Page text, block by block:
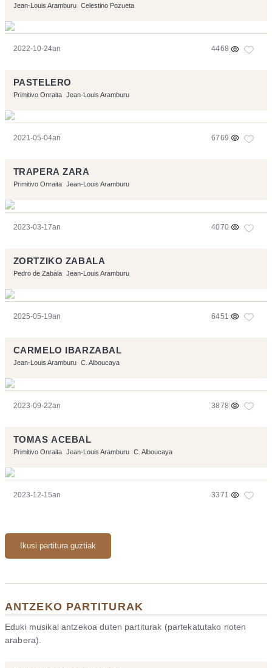
Jean-Louis Aramburu Celestino Pozueta
2022-10-24an 4468
PASTELERO
Primitivo Onraita Jean-Louis Aramburu
2021-05-04an 6769
TRAPERA ZARA
Primitivo Onraita Jean-Louis Aramburu
2023-03-17an 4070
ZORTZIKO ZABALA
Pedro de Zabala Jean-Louis Aramburu
2025-05-19an 6451
CARMELO IBARZABAL
Jean-Louis Aramburu C. Alboucaya
2023-09-22an 3878
TOMAS ACEBAL
Primitivo Onraita Jean-Louis Aramburu C. Alboucaya
2023-12-15an 3371
Ikusi partitura guztiak
ANTZEKO PARTITURAK
Eduki musikal antzekoa duten partiturak (partekatutako noten
arabera).